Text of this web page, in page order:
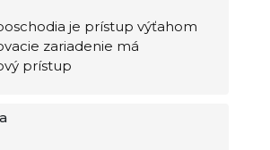
je prístup výťahom
zariadenie má
prístup